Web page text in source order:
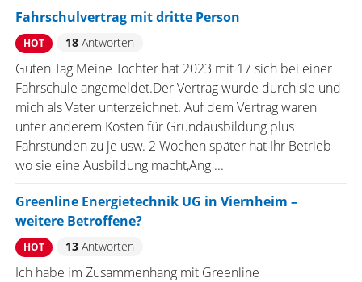
Fahrschulvertrag mit dritte Person
HOT 18Antworten
Guten Tag Meine Tochter hat 2023 mit 17 sich bei einer
Fahrschule angemeldet.Der Vertrag wurde durch sie und
mich als Vater unterzeichnet. Auf dem Vertrag waren
unter anderem Kosten für Grundausbildung plus
Fahrstunden zu je usw. 2 Wochen später hat Ihr Betrieb
wo sie eine Ausbildung macht,Ang ...
Greenline Energietechnik UG in Viernheim –
weitere Betroffene?
HOT 13Antworten
Ich habe im Zusammenhang mit Greenline